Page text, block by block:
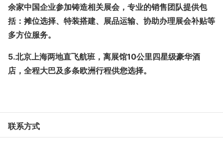
余家中国企业参加铸造相关展会，专业的销售团队提供包
括：摊位选择、特装搭建、展品运输、协助办理展会补贴等
多方位服务。
5.北京上海两地直飞航班，离展馆10公里四星级豪华酒
店，全程大巴及多条欧洲行程供您选择。
联系方式